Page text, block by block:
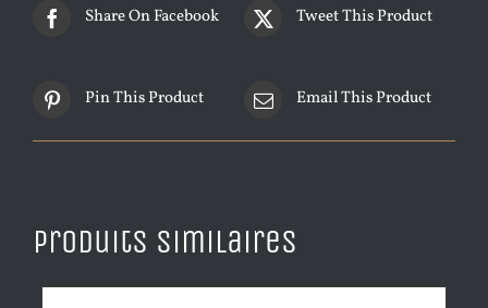
Share On Facebook Tweet This Product
Pin This Product Email This Product
Produits similaires